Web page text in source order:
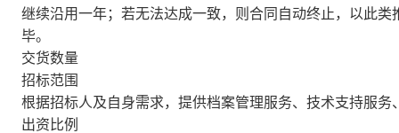
继续沿用一年；若无法达成一致，则合同自动终止，以此
毕。
交货数量
招标范围
根据招标人及自身需求，提供档案管理服务、技术支持服
出资比例